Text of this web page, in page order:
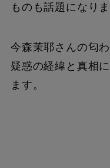
ものも話題になりま
今森茉耶さんの匂
疑惑の経緯と真相
ます。